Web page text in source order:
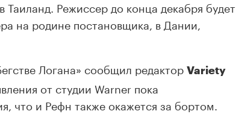
Режиссер до конца декабря будет
на родине постановщика, в Дании,
Логана» сообщил редактор Variety
от студии Warner пока
что и Рефн также окажется за бортом.